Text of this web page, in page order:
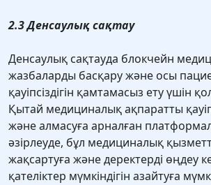
2.3 Денсаулық сақтау
Денсаулық сақтауда блокчейн
жазбаларды басқару және осы
қауіпсіздігін қамтамасыз ету үшін
Қытай медициналық ақпаратты
және алмасуға арналған
әзірлеуде, бұл медициналық
жақсартуға және деректерді өңдеу
қателіктер мүмкіндігін азайтуға